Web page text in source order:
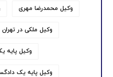
وکیل محمدرضا مهری
وکیل ملکی در تهران
وکیل پایه
وکیل پایه یک